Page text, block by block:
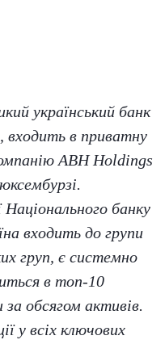
український банк
в приватну
ABH Holdings
Національного банку
входить до групи
груп, є системно
в топ-10
обсягом активів.
у всіх ключових